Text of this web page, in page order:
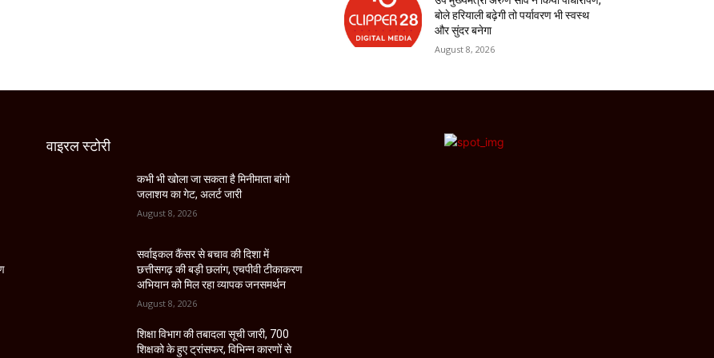
बोले हरियाली बढ़ेगी तो पर्यावरण भी स्वस्थ
और सुंदर बनेगा
August 8, 2026
वाइरल स्टोरी
कभी भी खोला जा सकता है मिनीमाता बांगो
जलाशय का गेट, अलर्ट जारी
August 8, 2026
सर्वाइकल कैंसर से बचाव की दिशा में
छत्तीसगढ़ की बड़ी छलांग, एचपीवी टीकाकरण
अभियान को मिल रहा व्यापक जनसमर्थन
August 8, 2026
शिक्षा विभाग की तबादला सूची जारी, 700
शिक्षको के हुए ट्रांसफर, विभिन्न कारणों से